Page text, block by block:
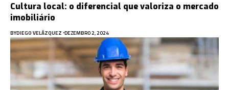
Cultura local: o diferencial que valoriza o mercado
imobiliário
BYDIEGO VELÁZQUEZ DEZEMBRO 2, 2024